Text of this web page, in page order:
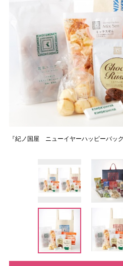
『紀ノ国屋 ニューイヤーハッピーバッ